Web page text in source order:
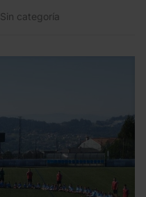
Sin categoría